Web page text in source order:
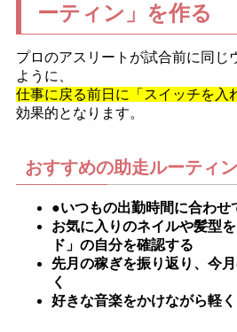
ーティン」を作る
プロのアスリートが試合前に同じ
ように、
仕事に戻る前日に「スイッチを入
効果的となります。
おすすめの助走ルーティ
●いつもの出勤時間に合わせ
お気に入りのネイルや髪型
ド」の自分を確認する
先月の稼ぎを振り返り、今
く
好きな音楽をかけながら軽